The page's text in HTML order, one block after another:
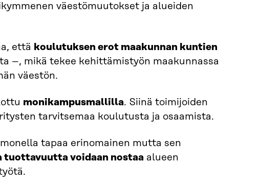
väestömuutokset ja alueiden
että koulutuksen erot maakunnan kuntien
–, mikä tekee kehittämistyön maakunnassa
väestön.
monikampusmallilla. Siinä toimijoiden
tarvitsemaa koulutusta ja osaamista.
tapaa erinomainen mutta sen
tuottavuutta voidaan nostaa alueen